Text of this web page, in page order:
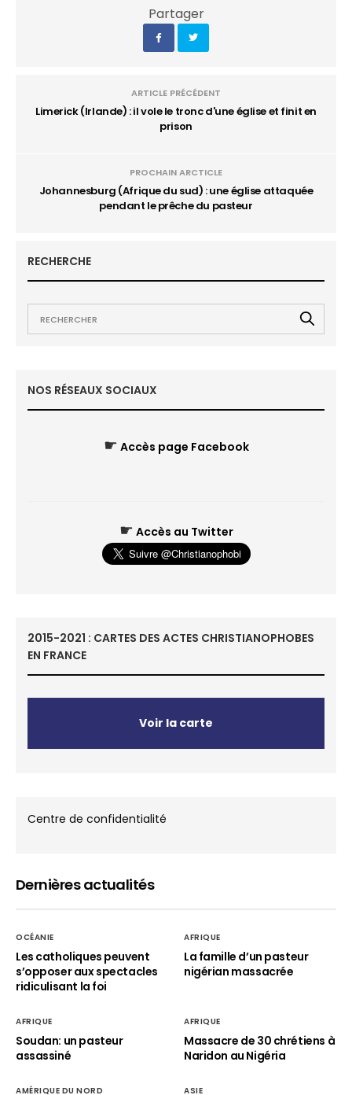
Partager
ARTICLE PRÉCÉDENT
Limerick (Irlande) : il vole le tronc d'une église et finit en
prison
PROCHAIN ARCTICLE
Johannesburg (Afrique du sud) : une église attaquée
pendant le prêche du pasteur
RECHERCHE
NOS RÉSEAUX SOCIAUX
☛ Accès page Facebook
☛ Accès au Twitter
2015-2021 : CARTES DES ACTES CHRISTIANOPHOBES
EN FRANCE
Voir la carte
Centre de confidentialité
Dernières actualités
OCÉANIE
Les catholiques peuvent
s’opposer aux spectacles
ridiculisant la foi
AFRIQUE
La famille d’un pasteur
nigérian massacrée
AFRIQUE
Soudan: un pasteur
assassiné
AFRIQUE
Massacre de 30 chrétiens à
Naridon au Nigéria
AMÉRIQUE DU NORD ASIE